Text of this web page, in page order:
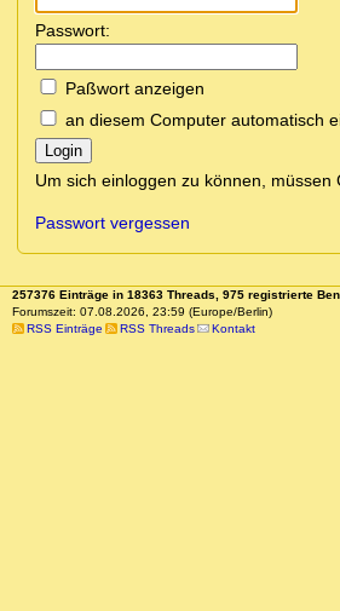
Passwort:
Paßwort anzeigen
an diesem Computer automatisch
Login
Um sich einloggen zu können, müssen
Passwort vergessen
257376 Einträge in 18363 Threads, 975 registrierte
Forumszeit: 07.08.2026, 23:59 (Europe/Berlin)
RSS Einträge
RSS Threads Kontakt